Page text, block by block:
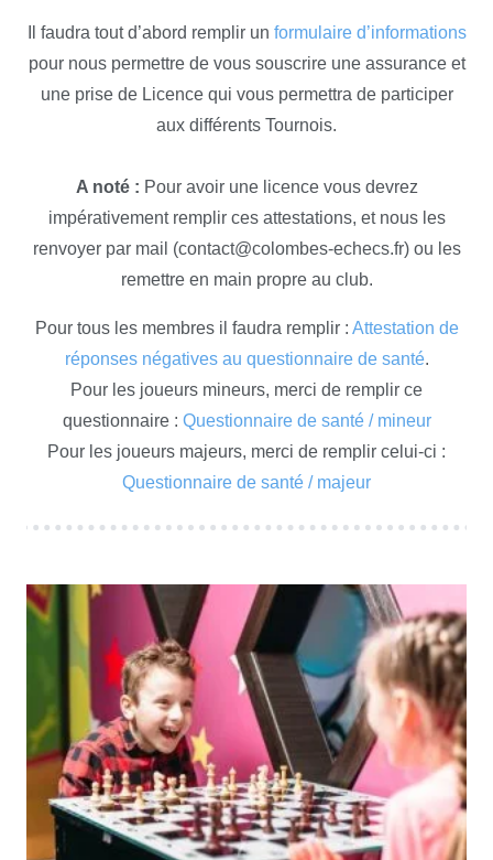
Il faudra tout d’abord remplir un formulaire d’informations
pour nous permettre de vous souscrire une assurance et
une prise de Licence qui vous permettra de participer
aux différents Tournois.
A noté : Pour avoir une licence vous devrez
impérativement remplir ces attestations, et nous les
renvoyer par mail (contact@colombes-echecs.fr) ou les
remettre en main propre au club.
Pour tous les membres il faudra remplir : Attestation de
réponses négatives au questionnaire de santé.
Pour les joueurs mineurs, merci de remplir ce
questionnaire : Questionnaire de santé / mineur
Pour les joueurs majeurs, merci de remplir celui-ci :
Questionnaire de santé / majeur